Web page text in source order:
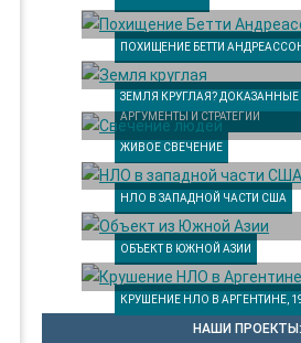
ПОХИЩЕНИЕ БЕТТИ
ЗЕМЛЯ КРУГЛАЯ?
АРГУМЕНТЫ И СТРАТЕГИИ
ЖИВОЕ СВЕЧЕНИЕ
НЛО В ЗАПАДНОЙ ЧАСТИ США
ОБЪЕКТ В ЮЖНОЙ АЗИИ
КРУШЕНИЕ НЛО В АРГЕНТИНЕ,
НАШИ ПРОЕКТЫ: